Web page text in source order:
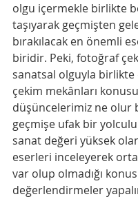
olgu içermekle birlikte
taşıyarak geçmişten
bırakılacak en önemli
biridir. Peki, fotoğraf
sanatsal olguyla
çekim mekânları
düşüncelerimiz ne olur
geçmişe ufak bir
sanat değeri yüksek
eserleri inceleyerek
var olup olmadığı
değerlendirmeler